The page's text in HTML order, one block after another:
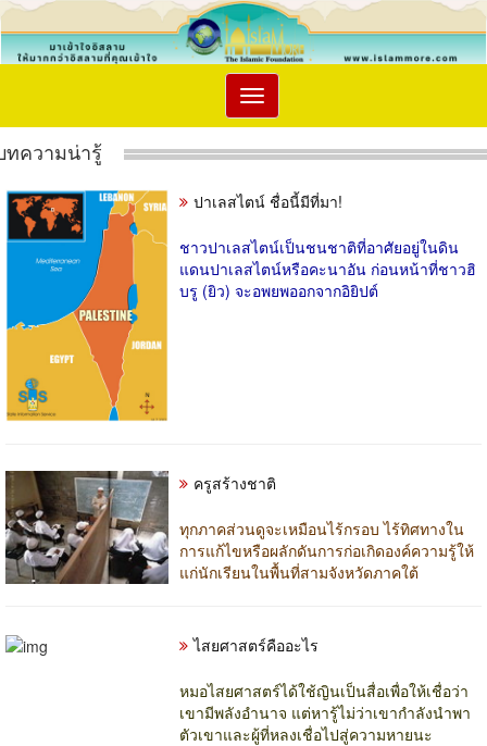
Toggle
navigation
ทความน่ารู้
ปาเลสไตน์ ชื่อนี้มีที่มา!
ชาวปาเลสไตน์เป็นชนชาติที่อาศัยอยู่ในดิน
แดนปาเลสไตน์หรือคะนาอัน ก่อนหน้าที่ชาวฮิ
บรู (ยิว) จะอพยพออกจากอิยิปต์
ครูสร้างชาติ
ทุกภาคส่วนดูจะเหมือนไร้กรอบ ไร้ทิศทางใน
การแก้ไขหรือผลักดันการก่อเกิดองค์ความรู้ให้
แก่นักเรียนในพื้นที่สามจังหวัดภาคใต้
ไสยศาสตร์คืออะไร
หมอไสยศาสตร์ได้ใช้ญินเป็นสื่อเพื่อให้เชื่อว่า
เขามีพลังอำนาจ แต่หารู้ไม่ว่าเขากำลังนำพา
ตัวเขาและผู้ที่หลงเชื่อไปสู่ความหายนะ